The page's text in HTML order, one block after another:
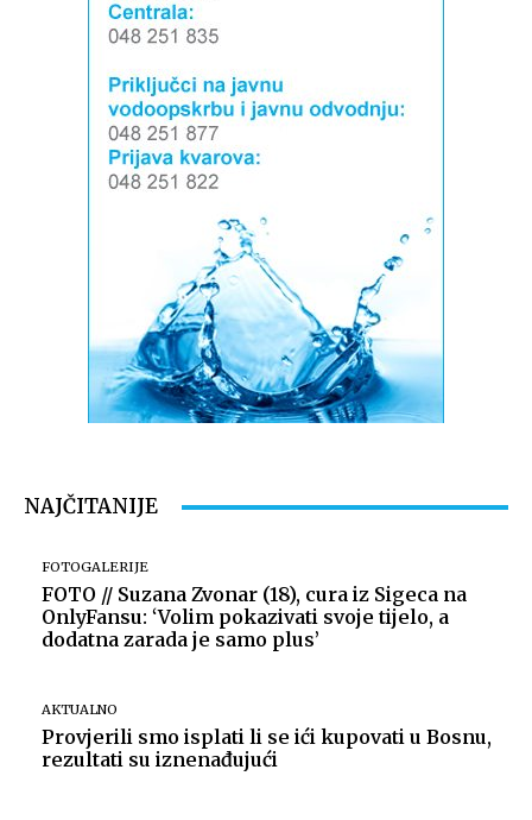
NAJČITANIJE
FOTOGALERIJE
FOTO // Suzana Zvonar (18), cura iz Sigeca na
OnlyFansu: ‘Volim pokazivati svoje tijelo, a
dodatna zarada je samo plus’
AKTUALNO
Provjerili smo isplati li se ići kupovati u Bosnu,
rezultati su iznenađujući